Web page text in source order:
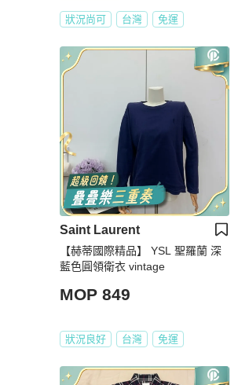
狀況尚可 台灣 免運
Saint Laurent
【赫蒂國際精品】 YSL 聖羅蘭 深
藍色圓領衛衣 vintage
MOP 849
狀況良好 台灣 免運